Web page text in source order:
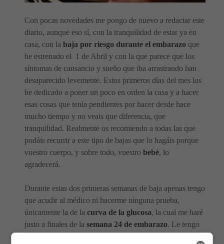
Con pocas novedades me pongo de nuevo a redactar este
diario, aunque eso sí, con la tranquilidad de estar ya en
casa, con la baja por riesgo durante el embarazo que
he estrenado el 1 de Abril y con la que parece que los
síntomas de cansancio y sueño que iba arrastrando han
desaparecido levemente. Estos primeros días del mes los
he dedicado a poner un poco en orden la casa y a hacer
esas cosas que tenía pendientes por hacer desde hace
mucho tiempo y no veais que diferencia, que
tranquilidad. Realmente os recomiendo a todas las que
podáis recurrir a este tipo de bajas que lo hagáis porque
vuestro cuerpo, y sobre todo, vuestro bebé, lo
agradecerá.
Durante estas dos primeras semanas de baja apenas tengo
que acudir al médico ni hacerme ninguna prueba,
únicamente la de la curva de la glucosa, la cual me haré
justo a finales de la semana 24 de embarazo. Le tengo